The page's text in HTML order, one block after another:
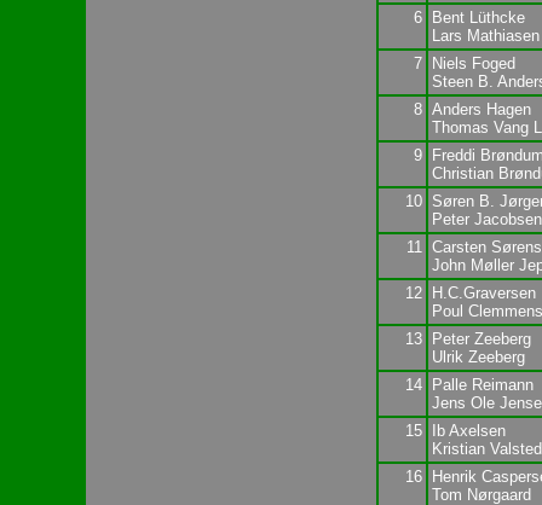
6
Bent Lüthcke
Lars Mathiasen
7
Niels Foged
Steen B.
8 Anders Hagen
Thomas Vang
9
Freddi
Christian
10
Søren B.
Peter Jacobsen
11
Carsten
John Møller
12
H.C.Graversen
Poul
13
Peter Zeeberg
Ulrik Zeeberg
14
Palle Reimann
Jens Ole
15
Ib Axelsen
Kristian Valsted
16
Henrik
Tom Nørgaard